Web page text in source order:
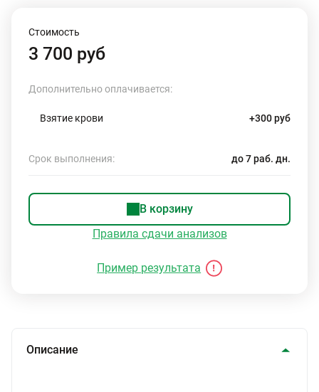
Стоимость
3 700 руб
Дополнительно оплачивается:
Взятие крови +300 руб
Срок выполнения: до 7 раб. дн.
В корзину
Правила сдачи анализов
Пример результата
Описание